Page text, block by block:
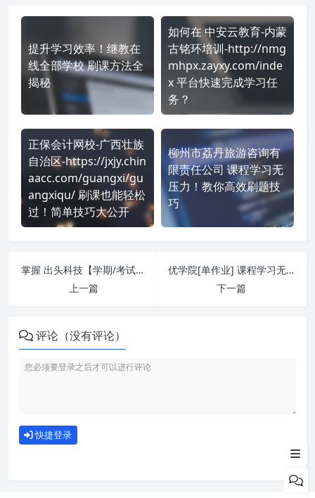
提升学习效率！继教在
线全部学校 刷课方法全
揭秘
如何在 中安云教育-内蒙
古铭环培训-http://nmg
mhpx.zayxy.com/inde
x 平台快速完成学习任
务？
正保会计网校-广西壮族
自治区-https://jxjy.chin
aacc.com/guangxi/gu
angxiqu/ 刷课也能轻松
过！简单技巧大公开
柳州市荔丹旅游咨询有
限责任公司 课程学习无
压力！教你高效刷题技
巧
掌握 出头科技【学期/考试】 课程，简单刷课技巧分享！
上一篇
优学院[单作业] 课程学习无压力！教你高效刷题技巧
下一篇
评论（没有评论）
快捷登录